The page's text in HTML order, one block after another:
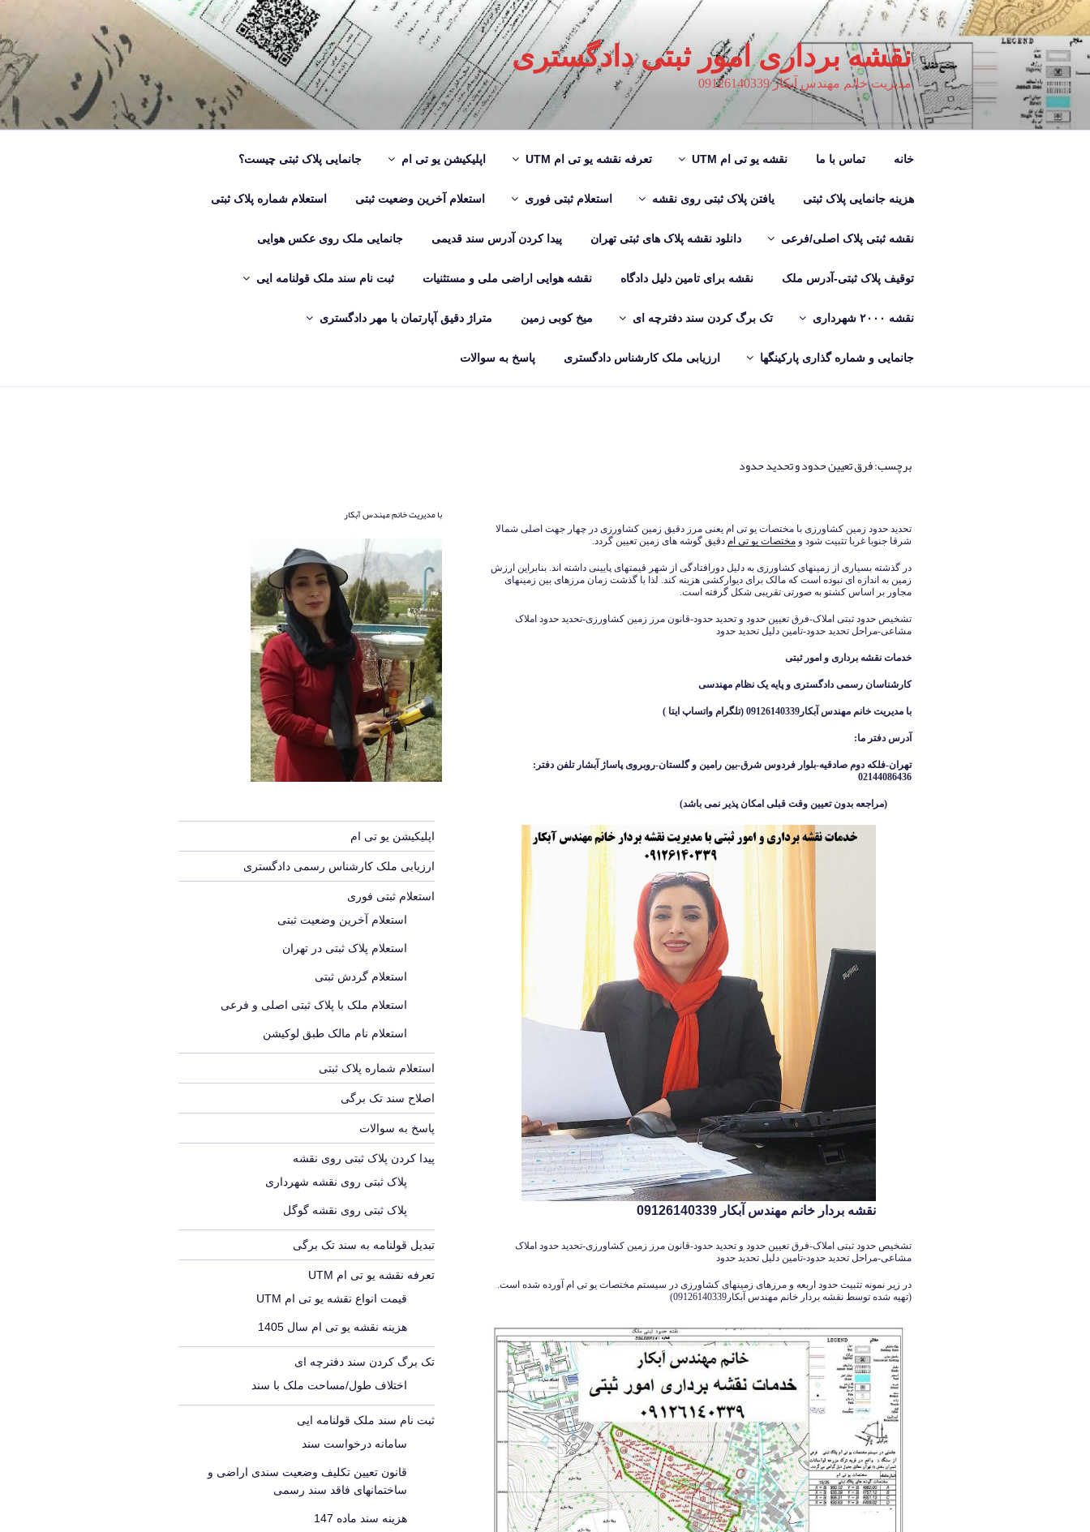
رفتن
به
محتوا
نقشه برداری امور ثبتی دادگستری
مدیریت خانم مهندس آبکار 09126140339
خانه تماس با ما نقشه یو تی ام UTM تعرفه نقشه یو تی ام UTM اپلیکیشن یو تی ام جانمایی پلاک ثبتی چیست؟
هزینه جانمایی پلاک ثبتی یافتن پلاک ثبتی روی نقشه استعلام ثبتی فوری استعلام آخرین وضعیت ثبتی استعلام شماره پلاک ثبتی
نقشه ثبتی پلاک اصلی/فرعی دانلود نقشه پلاک های ثبتی تهران پیدا کردن آدرس سند قدیمی جانمایی ملک روی عکس هوایی
توقیف پلاک ثبتی-آدرس ملک نقشه برای تامین دلیل دادگاه نقشه هوایی اراضی ملی و مستثنیات ثبت نام سند ملک قولنامه ایی
نقشه ۲۰۰۰ شهرداری تک برگ کردن سند دفترچه ای میخ کوبی زمین متراژ دقیق آپارتمان با مهر دادگستری
جانمایی و شماره گذاری پارکینگها ارزیابی ملک کارشناس دادگستری پاسخ به سوالات
برچسب:فرق تعیین حدود و تحدید حدود
در
تحدید حدود زمین کشاورزی با مختصات یو تی ام یعنی مرز دقیق زمین کشاورزی در چهار جهت اصلی شمالا
شرقا جنوبا غربا تثبیت شود و مختصات یو تی ام دقیق گوشه های زمین تعیین گردد.
در گذشته بسیاری از زمینهای کشاورزی به دلیل دورافتادگی از شهر قیمتهای پایینی داشته اند. بنابراین ارزش
زمین به اندازه ای نبوده است که مالک برای دیوارکشی هزینه کند. لذا با گذشت زمان مرزهای بین زمینهای
مجاور بر اساس کشتو به صورتی تقریبی شکل گرفته است.
تشخیص حدود ثبتی املاک-فرق تعیین حدود و تحدید حدود-قانون مرز زمین کشاورزی-تحدید حدود املاک
مشاعی-مراحل تحدید حدود-تامین دلیل تحدید حدود
خدمات نقشه برداری و امور ثبتی
کارشناسان رسمی دادگستری و پایه یک نظام مهندسی
با مدیریت خانم مهندس آبکار09126140339 (تلگرام واتساپ ایتا )
آدرس دفتر ما:
تهران-فلکه دوم صادقیه-بلوار فردوس شرق-بین رامین و گلستان-روبروی پاساژ آبشار تلفن دفتر:
02144086436
(مراجعه بدون تعیین وقت قبلی امکان پذیر نمی باشد)
نقشه بردار خانم مهندس آبکار 09126140339
تشخیص حدود ثبتی املاک-فرق تعیین حدود و تحدید حدود-قانون مرز زمین کشاورزی-تحدید حدود املاک
مشاعی-مراحل تحدید حدود-تامین دلیل تحدید حدود
در زیر نمونه تثبیت حدود اربعه و مرزهای زمینهای کشاورزی در سیستم مختصات یو تی ام آورده شده است.
(تهیه شده توسط نقشه بردار خانم مهندس آبکار09126140339)
با مدیریت خانم مهندس آبکار
اپلیکیشن یو تی ام
ارزیابی ملک کارشناس رسمی دادگستری
استعلام ثبتی فوری
استعلام آخرین وضعیت ثبتی
استعلام پلاک ثبتی در تهران
استعلام گردش ثبتی
استعلام ملک با پلاک ثبتی اصلی و فرعی
استعلام نام مالک طبق لوکیشن
استعلام شماره پلاک ثبتی
اصلاح سند تک برگی
پاسخ به سوالات
پیدا کردن پلاک ثبتی روی نقشه
پلاک ثبتی روی نقشه شهرداری
پلاک ثبتی روی نقشه گوگل
تبدیل قولنامه به سند تک برگی
تعرفه نقشه یو تی ام UTM
قیمت انواع نقشه یو تی ام UTM
هزینه نقشه یو تی ام سال 1405
تک برگ کردن سند دفترچه ای
اختلاف طول/مساحت ملک با سند
ثبت نام سند ملک قولنامه ایی
سامانه درخواست سند
قانون تعیین تکلیف وضعیت سندی اراضی و
ساختمانهای فاقد سند رسمی
هزینه سند ماده 147